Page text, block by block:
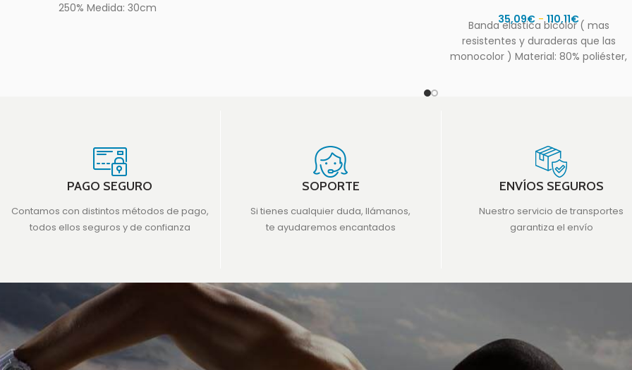
250% Medida: 30cm
35,09€ - 110,11€
Banda elastica bicolor ( mas
resistentes y duraderas que las
monocolor ) Material: 80% poliéster,
PAGO SEGURO
Contamos con distintos métodos de pago,
todos ellos seguros y de confianza
SOPORTE
Si tienes cualquier duda, llámanos,
te ayudaremos encantados
ENVÍOS SEGUROS
Nuestro servicio de transportes
garantiza el envío